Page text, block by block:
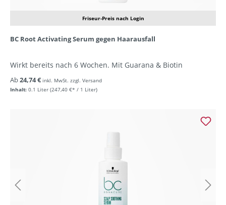
Friseur-Preis nach Login
BC Root Activating Serum gegen Haarausfall
Wirkt bereits nach 6 Wochen. Mit Guarana & Biotin
Inhalt: 0.1 Liter (247,40 €* / 1 Liter)
Ab24,74 € inkl. MwSt. zzgl. Versand